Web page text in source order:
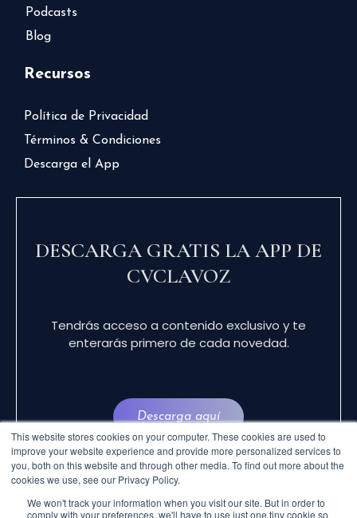
This website stores cookies on your computer. These cookies are used to
improve your website experience and provide more personalized services to
you, both on this website and through other media. To find out more about the
cookies we use, see our Privacy Policy.
We won't track your information when you visit our site. But in order to
comply with your preferences, we'll have to use just one tiny cookie so
Podcasts
Blog
Recursos
Política de Privacidad
Términos & Condiciones
Descarga el App
DESCARGA GRATIS LA APP DE
CVCLAVOZ
Tendrás acceso a contenido exclusivo y te
enterarás primero de cada novedad.
Descarga aquí